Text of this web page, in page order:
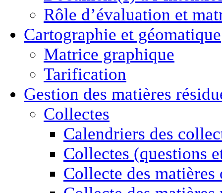
Rôle d’évaluation et
Cartographie et géomatique
Matrice graphique
Tarification
Gestion des matières
Collectes
Calendriers des
Collectes (questions
Collecte des matières